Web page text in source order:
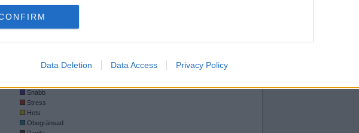
Data Deletion Data Access Privacy Policy
Snabb
Stress
Hets
Obegränsad